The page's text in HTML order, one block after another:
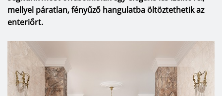
mellyel páratlan, fényűző hangulatba öltöztethetik az
enteriőrt.